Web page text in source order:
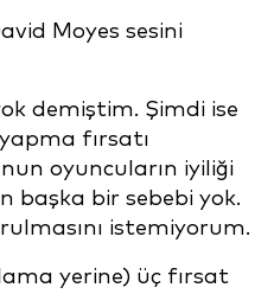
Moyes sesini
demiştim. Şimdi ise
fırsatı
oyuncuların iyiliği
başka bir sebebi yok.
istemiyorum.
yerine) üç fırsat